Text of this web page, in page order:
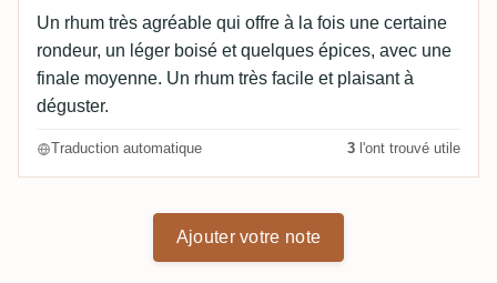
Un rhum très agréable qui offre à la fois une certaine
rondeur, un léger boisé et quelques épices, avec une
finale moyenne. Un rhum très facile et plaisant à
déguster.
Traduction automatique 3 l'ont trouvé utile
Ajouter votre note